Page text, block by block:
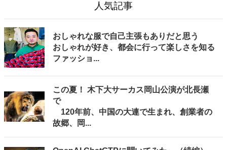
人気記事
おしゃれな服で自己主張もありだと思う
おしゃれが好き、都会に行って楽しさを知る
ファッショ...
この夏！ 木下大サーカス岡山公演が北長瀬
で
120年前、中国の大連で生まれ、創業者の
故郷、岡...